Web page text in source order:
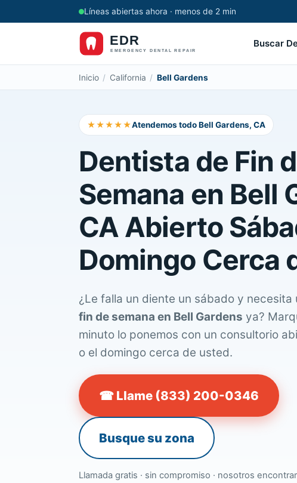
Líneas abiertas ahora · menos de 2 min
Buscar
Inicio / California / Bell Gardens
★★★★★Atendemos todo Bell Gardens, CA
Dentista de Fin
Semana en Bell
CA Abierto
Domingo Cerca
¿Le falla un diente un sábado y necesita
fin de semana en Bell Gardens ya?
minuto lo ponemos con un consultorio
o el domingo cerca de usted.
☎ Llame (833) 200-0346
Busque su zona
Llamada gratis · sin compromiso · nosotros